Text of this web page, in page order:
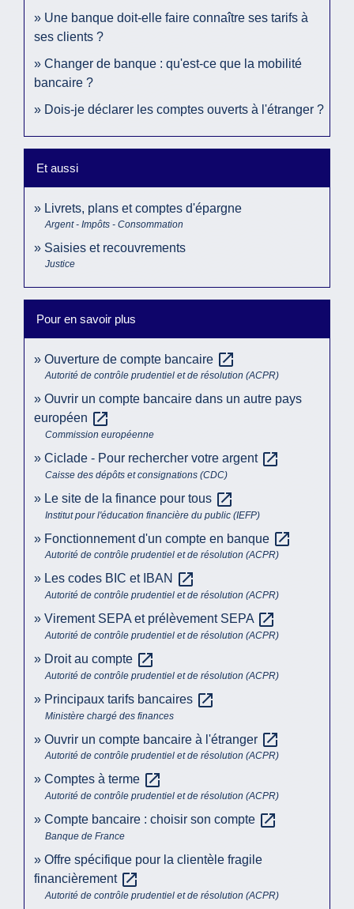
Une banque doit-elle faire connaître ses tarifs à
ses clients ?
Changer de banque : qu'est-ce que la mobilité
bancaire ?
Dois-je déclarer les comptes ouverts à l'étranger ?
Et aussi
Livrets, plans et comptes d'épargne
Argent - Impôts - Consommation
Saisies et recouvrements
Justice
Pour en savoir plus
Ouverture de compte bancaire open_in_new
Autorité de contrôle prudentiel et de résolution (ACPR)
Ouvrir un compte bancaire dans un autre pays
européen open_in_new
Commission européenne
Ciclade - Pour rechercher votre argent open_in_new
Caisse des dépôts et consignations (CDC)
Le site de la finance pour tous open_in_new
Institut pour l'éducation financière du public (IEFP)
Fonctionnement d'un compte en banque open_in_new
Autorité de contrôle prudentiel et de résolution (ACPR)
Les codes BIC et IBAN open_in_new
Autorité de contrôle prudentiel et de résolution (ACPR)
Virement SEPA et prélèvement SEPA open_in_new
Autorité de contrôle prudentiel et de résolution (ACPR)
Droit au compte open_in_new
Autorité de contrôle prudentiel et de résolution (ACPR)
Principaux tarifs bancaires open_in_new
Ministère chargé des finances
Ouvrir un compte bancaire à l'étranger open_in_new
Autorité de contrôle prudentiel et de résolution (ACPR)
Comptes à terme open_in_new
Autorité de contrôle prudentiel et de résolution (ACPR)
Compte bancaire : choisir son compte open_in_new
Banque de France
Offre spécifique pour la clientèle fragile
financièrement open_in_new
Autorité de contrôle prudentiel et de résolution (ACPR)